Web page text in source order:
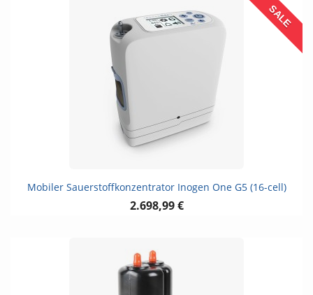
SALE
Mobiler Sauerstoffkonzentrator Inogen One G5 (16-cell)
2.698,99 €